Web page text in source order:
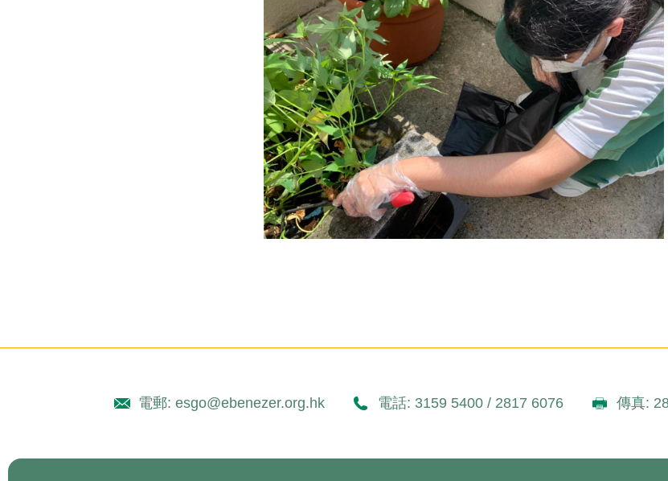
電郵: esgo@ebenezer.org.hk 電話: 3159 5400 / 2817 6076 傳真: